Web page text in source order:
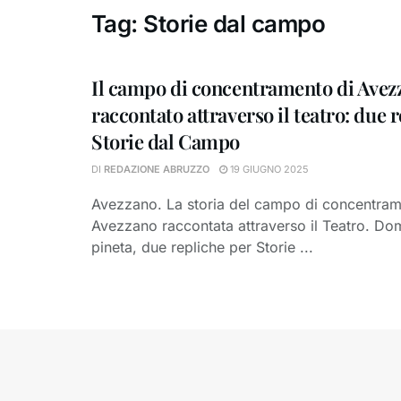
Tag: Storie dal campo
Il campo di concentramento di
raccontato attraverso il teatro: due
Storie dal Campo
DI REDAZIONE ABRUZZO 19 GIUGNO 2025
Avezzano. La storia del campo di
Avezzano raccontata attraverso il Teatro.
pineta, due repliche per Storie ...